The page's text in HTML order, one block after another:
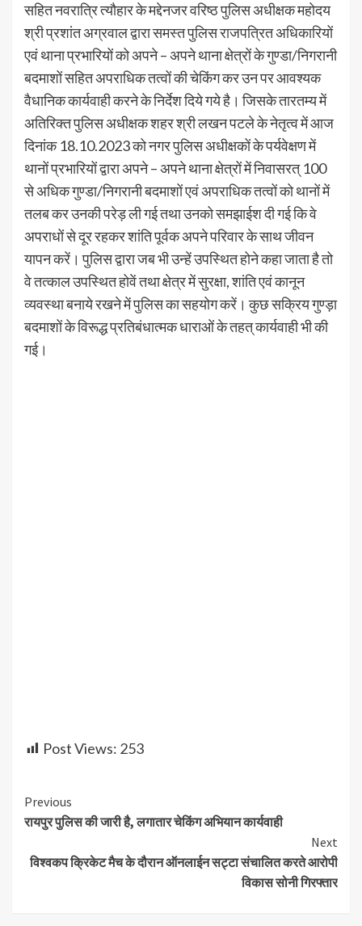
सहित नवरात्रि त्यौहार के मद्देनजर वरिष्ठ पुलिस अधीक्षक महोदय
श्री प्रशांत अग्रवाल द्वारा समस्त पुलिस राजपत्रित अधिकारियों
एवं थाना प्रभारियों को अपने – अपने थाना क्षेत्रों के गुण्डा/निगरानी
बदमाशों सहित अपराधिक तत्वों की चेकिंग कर उन पर आवश्यक
वैधानिक कार्यवाही करने के निर्देश दिये गये है। जिसके तारतम्य में
अतिरिक्त पुलिस अधीक्षक शहर श्री लखन पटले के नेतृत्व में आज
दिनांक 18.10.2023 को नगर पुलिस अधीक्षकों के पर्यवेक्षण में
थानों प्रभारियों द्वारा अपने – अपने थाना क्षेत्रों में निवासरत् 100
से अधिक गुण्डा/निगरानी बदमाशों एवं अपराधिक तत्वों को थानों में
तलब कर उनकी परेड़ ली गई तथा उनको समझाईश दी गई कि वे
अपराधों से दूर रहकर शांति पूर्वक अपने परिवार के साथ जीवन
यापन करें। पुलिस द्वारा जब भी उन्हें उपस्थित होने कहा जाता है तो
वे तत्काल उपस्थित होवें तथा क्षेत्र में सुरक्षा, शांति एवं कानून
व्यवस्था बनाये रखने में पुलिस का सहयोग करें। कुछ सक्रिय गुण्ड़ा
बदमाशों के विरूद्ध प्रतिबंधात्मक धाराओं के तहत् कार्यवाही भी की
गई।
Post Views: 253
Continue
Reading
Previous
रायपुर पुलिस की जारी है, लगातार चेकिंग अभियान कार्यवाही
Next
विश्वकप क्रिकेट मैच के दौरान ऑनलाईन सट्टा संचालित करते आरोपी
विकास सोनी गिरफ्तार